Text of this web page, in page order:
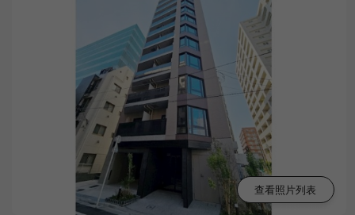
查看照片列表